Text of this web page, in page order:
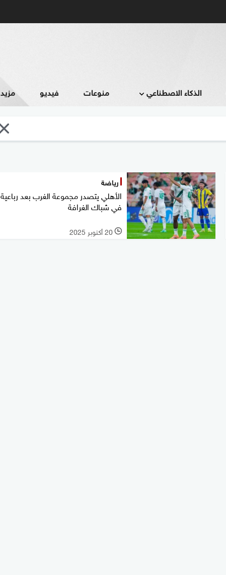
الذكاء الاصطناعي منوعات فيديو مزيد
رياضة
الأهلي يتصدر مجموعة الغرب بعد رباعية
في شباك الغرافة
l 20 أكتوبر 2025